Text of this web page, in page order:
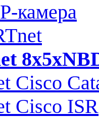
камера
Cisco
Cisco ISR